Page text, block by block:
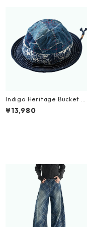
Indigo Heritage Bucket H
at D0001
¥13,980